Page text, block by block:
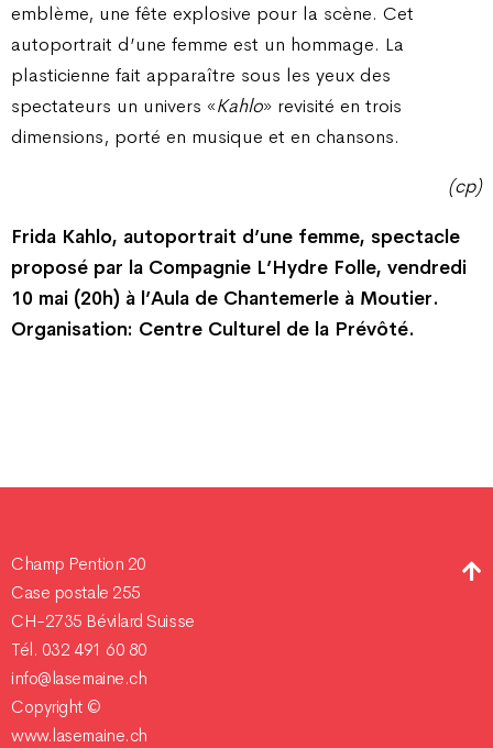
emblème, une fête explosive pour la scène. Cet
autoportrait d’une femme est un hommage. La
plasticienne fait apparaître sous les yeux des
spectateurs un univers «Kahlo» revisité en trois
dimensions, porté en musique et en chansons.
(cp)
Frida Kahlo, autoportrait d’une femme, spectacle
proposé par la Compagnie L’Hydre Folle, vendredi
10 mai (20h) à l’Aula de Chantemerle à Moutier.
Organisation: Centre Culturel de la Prévôté.
Champ Pention 20
Case postale 255
CH-2735 Bévilard Suisse
Tél. 032 491 60 80
info@lasemaine.ch
Copyright ©
www.lasemaine.ch